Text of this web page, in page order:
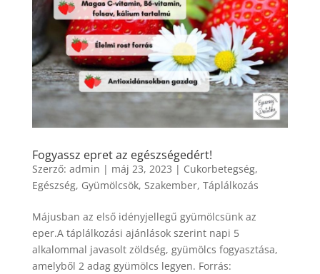
Fogyassz epret az egészségedért!
Szerző: admin | máj 23, 2023 | Cukorbetegség,
Egészség, Gyümölcsök, Szakember, Táplálkozás
Májusban az első idényjellegű gyümölcsünk az
eper.A táplálkozási ajánlások szerint napi 5
alkalommal javasolt zöldség, gyümölcs fogyasztása,
amelyből 2 adag gyümölcs legyen. Forrás: